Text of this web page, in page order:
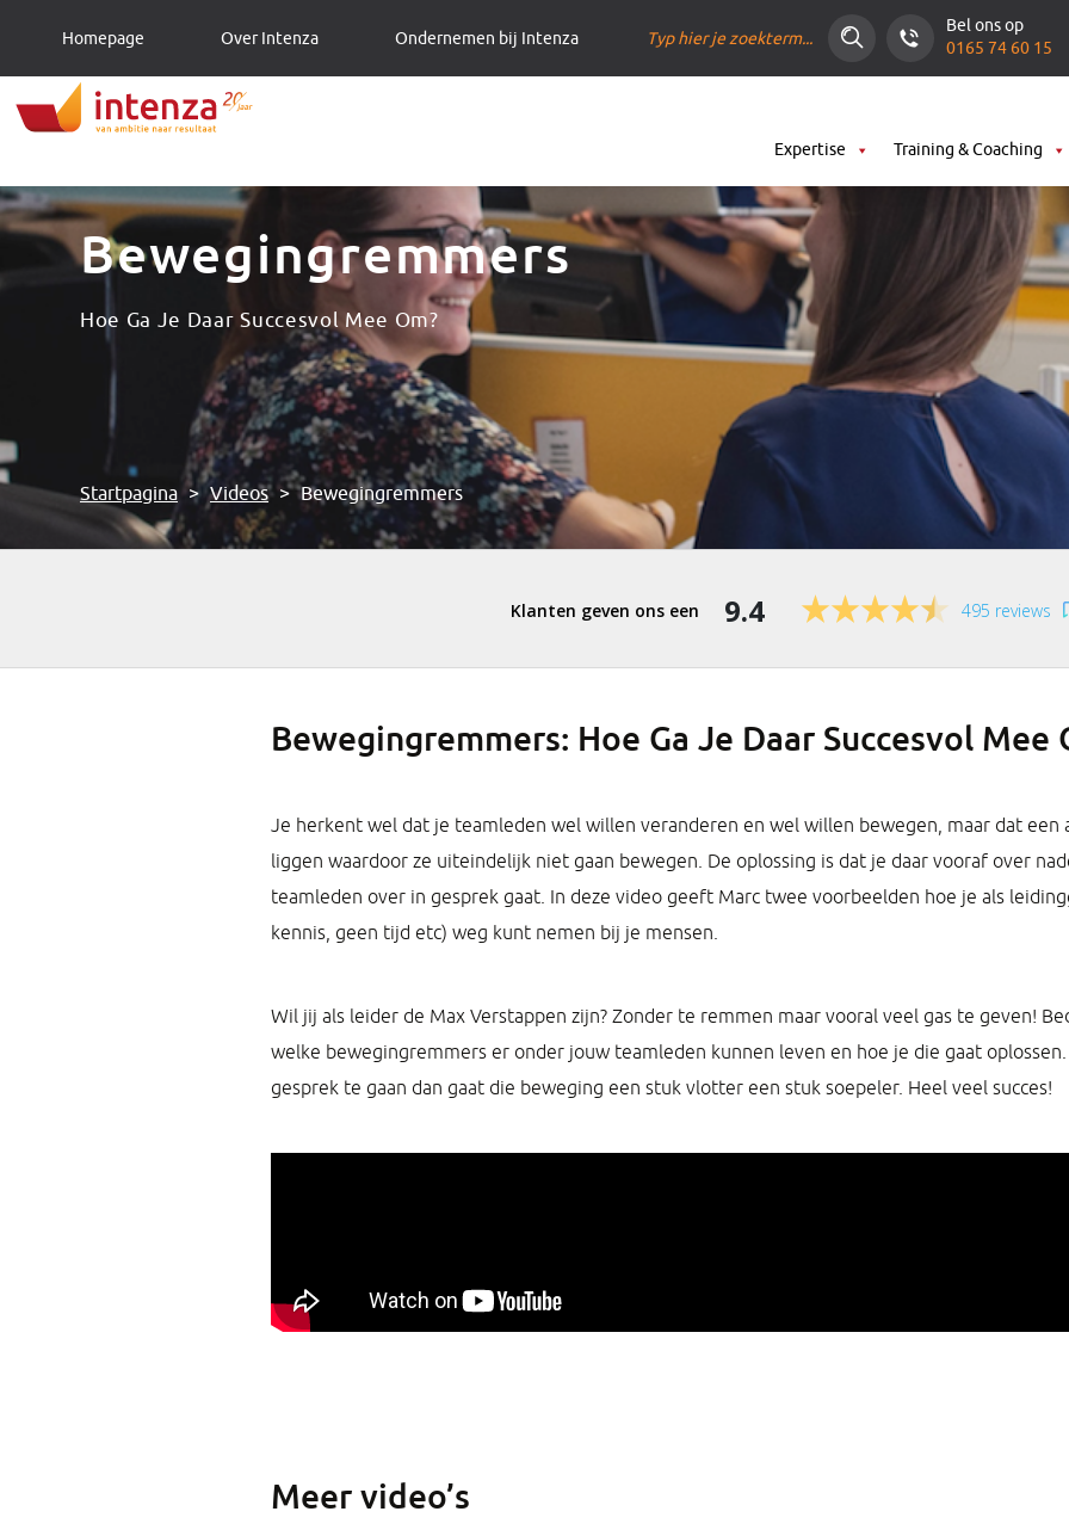
Homepage Over Intenza Ondernemen bij Intenza Zoeken
Bel ons op
0165 74 60 15
Expertise Training & Coaching
Startpagina > Videos > Bewegingremmers
Bewegingremmers
Hoe Ga Je Daar Succesvol Mee Om?
9.4 495 reviews
Bewegingremmers: Hoe Ga Je Daar Succesvol Mee
Je herkent wel dat je teamleden wel willen veranderen en wel willen bewegen, maar dat een
liggen waardoor ze uiteindelijk niet gaan bewegen. De oplossing is dat je daar vooraf over
teamleden over in gesprek gaat. In deze video geeft Marc twee voorbeelden hoe je als
kennis, geen tijd etc) weg kunt nemen bij je mensen.
Wil jij als leider de Max Verstappen zijn? Zonder te remmen maar vooral veel gas te geven!
welke bewegingremmers er onder jouw teamleden kunnen leven en hoe je die gaat
gesprek te gaan dan gaat die beweging een stuk vlotter een stuk soepeler. Heel veel succes!
Meer video’s